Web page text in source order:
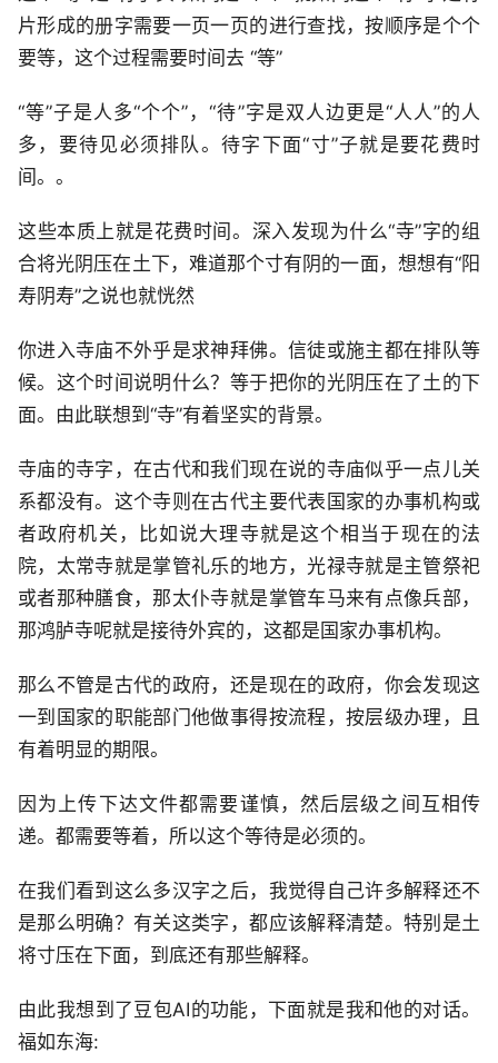
片形成的册字需要一页一页的进行查找，按顺序是个个
要等，这个过程需要时间去 “等”
“等”子是人多“个个”，“待”字是双人边更是“人人”的人
多，要待见必须排队。待字下面“寸”子就是要花费时
间。。
这些本质上就是花费时间。深入发现为什么“寺”字的组
合将光阴压在土下，难道那个寸有阴的一面，想想有“阳
寿阴寿”之说也就恍然
你进入寺庙不外乎是求神拜佛。信徒或施主都在排队等
候。这个时间说明什么？等于把你的光阴压在了土的下
面。由此联想到“寺”有着坚实的背景。
寺庙的寺字，在古代和我们现在说的寺庙似乎一点儿关
系都没有。这个寺则在古代主要代表国家的办事机构或
者政府机关，比如说大理寺就是这个相当于现在的法
院，太常寺就是掌管礼乐的地方，光禄寺就是主管祭祀
或者那种膳食，那太仆寺就是掌管车马来有点像兵部，
那鸿胪寺呢就是接待外宾的，这都是国家办事机构。
那么不管是古代的政府，还是现在的政府，你会发现这
一到国家的职能部门他做事得按流程，按层级办理，且
有着明显的期限。
因为上传下达文件都需要谨慎，然后层级之间互相传
递。都需要等着，所以这个等待是必须的。
在我们看到这么多汉字之后，我觉得自己许多解释还不
是那么明确？有关这类字，都应该解释清楚。特别是土
将寸压在下面，到底还有那些解释。
由此我想到了豆包AI的功能，下面就是我和他的对话。
福如东海: